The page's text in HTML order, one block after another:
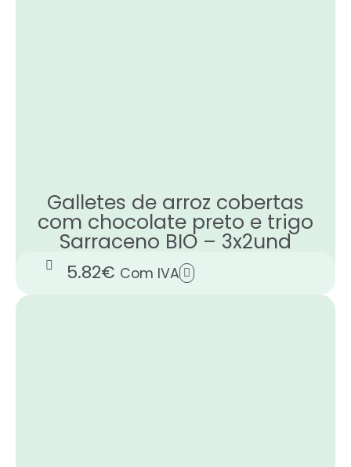
Galletes de arroz cobertas
com chocolate preto e trigo
Sarraceno BIO – 3x2und
5.82€ Com IVA